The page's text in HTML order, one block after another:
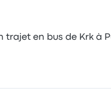
trajet en bus de Krk à